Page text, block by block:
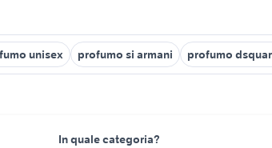
unisex profumo si armani profumo
In quale categoria?